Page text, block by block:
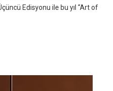
Edisyonu ile bu yıl “Art of